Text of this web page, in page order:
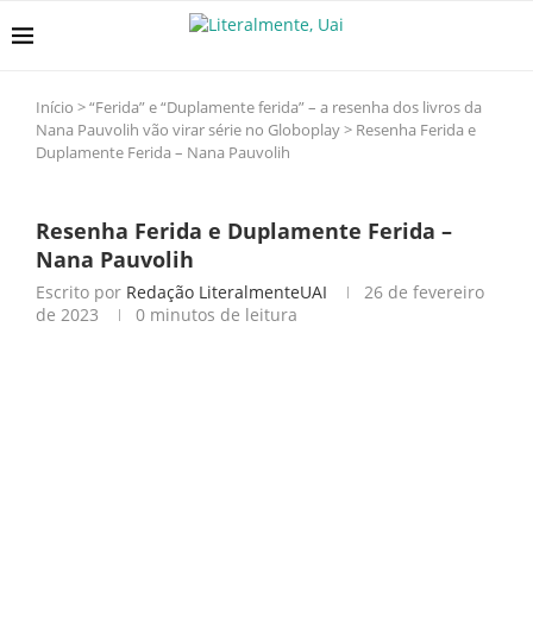
Início >“Ferida” e “Duplamente ferida” – a resenha dos livros da
Nana Pauvolih vão virar série no Globoplay> Resenha Ferida e
Duplamente Ferida – Nana Pauvolih
Resenha Ferida e Duplamente Ferida –
Nana Pauvolih
Escrito por Redação LiteralmenteUAI
26 de fevereiro
de 2023
0 minutos de leitura